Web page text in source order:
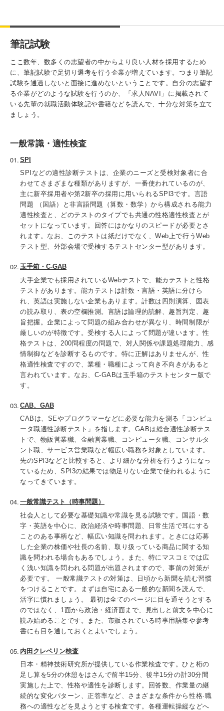
筆記試験
ここ数年、数多くの志望者の中からより良い人材を採用するため
に、筆記試験で足切り選考を行う企業が増えています。つまり筆記
試験を通過しないと面接に進めないということです。自分の志望す
る企業がどのような試験を行うのか、「求人NAVI」に掲載されて
いる先輩の就職活動体験記や書籍などを読んで、十分な対策を立て
ましょう。
一般常識・適性検査
SPI
SPIなどの適性診断テストは、企業のニーズと受検対象者に合
わせてさまざまな種類がありますが、一番使われているのが、
主に新卒採用者や第2新卒の採用に用いられるSPl3です。言語
問題 （国語）と非言語問題（算数・数学）から構成される能力
適性検査と、どのテストのタイプでも共通の性格適性検査とが
セットになっています。回答にはかなりのスピードが必要とさ
れます。なお、このテストは紙だけでなく、Web上で行うWeb
テスト型、外部会場で受検するテストセンター型があります。
玉手箱・C-GAB
大手企業でも採用されているWebテストで、能カテストと性格
テストがあります。能カテストは計数・言語・英語に分けら
れ、英語は実施しない企業もあります。計数は四則演算、図表
の読み取り、表の空欄推測。言語は論理的読解、趣旨判定、趣
旨把握。企業によって問題の組み合わせが異なり、時間制限が
厳しいのが特徴です。受検する人によって問題が違います。性
格テストは、200問程度の問題で、対人関係や課題処理能力、感
情制御などを診断するものです。特に正解はありませんが、性
格適性検査ですので、業種・職種によって向き不向きがあると
言われています。なお、C-GABは玉手箱のテストセンター版で
す。
CAB、GAB
CABは、SEやプログラマーなどに必要な能力を測る「コンピュ
ータ職適性診断テスト」を指します。GABは総合適性診断テス
トで、物販営業職、金融営業職、コンピュータ職、コンサルタ
ント職、サービス営業職など幅広い職務を対象としています。
先のSPl3などと比較すると、より細かな分析を行うようになっ
ているため、SPl3の結果では物足りない企業で使われるように
なってきています。
一般常識テスト（時事問題）
社会人として必要な基礎知識や常識を見る試験です。国語・数
字・英語を中心に、政治経済や時事問題、日常生活で耳にする
ことのある事柄など、幅広い知識を問われます。ときには応募
した企業の株価や社長の名前、取り扱っている商品に関する知
識を問われる場合もあるでしょう。また、特にマスコミでは広
く浅い知識を問われる問題が出題されますので、事前の対策が
必要です。 一般常識テストの対策は、日頃から新聞を読む習慣
をつけることです。まずは自宅にある一般的な新聞を読んで、
活字に慣れましょう。 最初は全てのページに目を通そうとする
のではなく、1面から政治・経済面まで、見出しと前文を中心に
読み始めることです。また、市販されている時事用語集や参考
書にも目を通しておくとよいでしょう。
内田クレペリン検査
日本・精神技術研究所が提供している作業検査です。ひと桁の
足し算を5分の休憩をはさんで前半15分、後半15分の計30分間
実施した上で、性格や適性を診断します。回答数、作業量の継
続的な変化パターン、正答率など、さまざまな条件から性格·職
務への適性などを見ようとする検査です。各種運転操縦などへ